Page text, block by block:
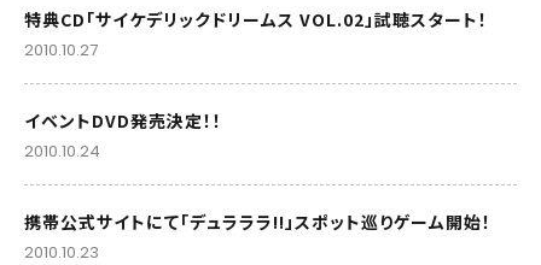
特典CD「サイケデリックドリームス VOL.02」試聴スタート！
2010.10.27
イベントDVD発売決定！！
2010.10.24
携帯公式サイトにて「デュラララ!!」スポット巡りゲーム開始！
2010.10.23